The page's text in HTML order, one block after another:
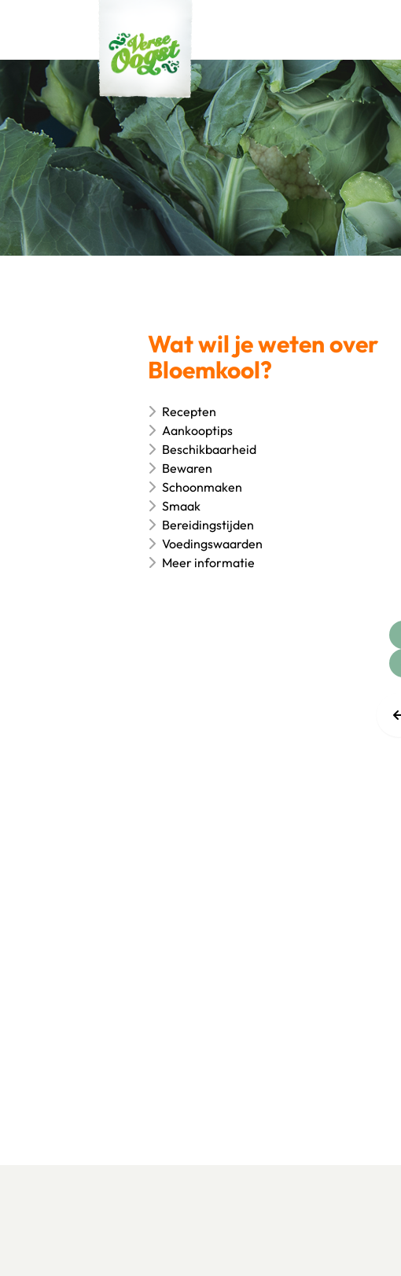
Verse Oogst
Wat wil je weten over
Bloemkool?
Recepten
Aankooptips
Beschikbaarheid
Bewaren
Schoonmaken
Smaak
Bereidingstijden
Voedingswaarden
Meer informatie